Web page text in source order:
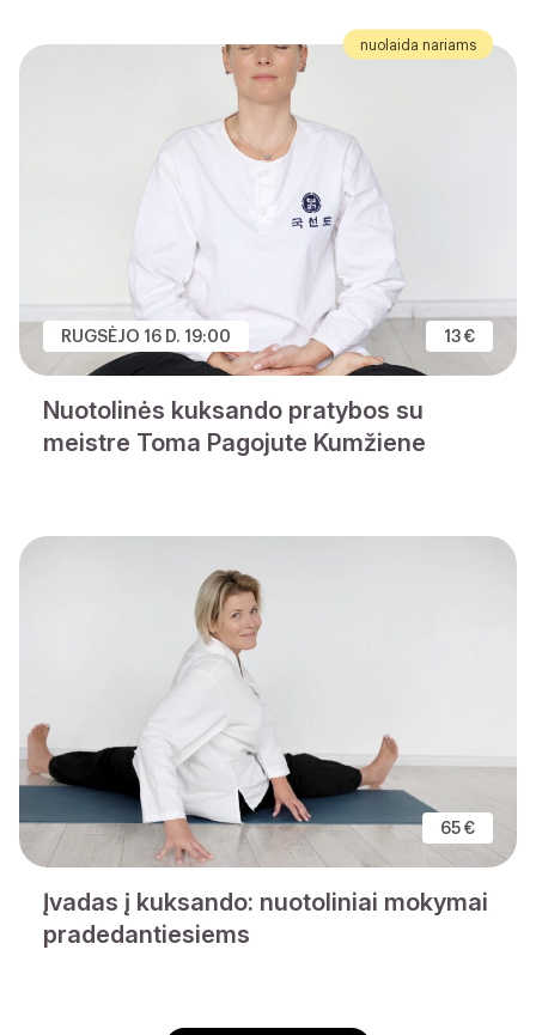
nuolaida nariams
RUGSĖJO 16 D. 19:00 13 €
Nuotolinės kuksando pratybos su
meistre Toma Pagojute Kumžiene
65 €
Įvadas į kuksando: nuotoliniai mokymai
pradedantiesiems